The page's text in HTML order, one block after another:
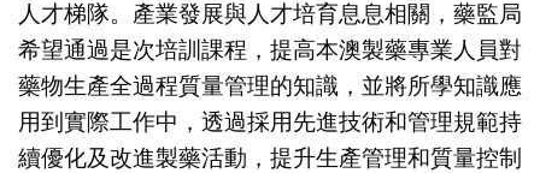
人才梯隊。產業發展與人才培育息息相關，藥監局
希望通過是次培訓課程，提高本澳製藥專業人員對
藥物生產全過程質量管理的知識，並將所學知識應
用到實際工作中，透過採用先進技術和管理規範持
續優化及改進製藥活動，提升生產管理和質量控制